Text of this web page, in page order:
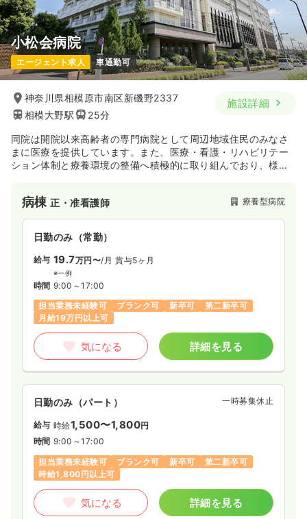
オペ室(手術室)正看護師 一般病院
日勤のみ（常勤）
給与 30.0万円〜/月 賞与2回
※経験3年の例
時間
8:30～16:45
月給30万円以上可
気になる 詳細を見る
内視鏡正看護師
560
※経験24年の例
時間 8:30～16:45（休憩60分）
日祝休み
オンコールあり
気になる 詳細を見る
日勤のみ（パート）
給与 時給1,870円〜
時間 8:30～16:45
日祝休み
オンコールあり 時給1,800円以上可
気になる 詳細を見る
小松会病院
エージェント求人 車通勤可
神奈川県相模原市南区新磯野2337
相模大野駅
25分
施設詳細
同院は開院以来高齢者の専門病院として周辺地域住民のみなさ
まに医療を提供しています。また、医療・看護・リハビリテー
ション体制と療養環境の整備へ積極的に取り組んでおり、様々
病棟正・准看護師 療養型病院
日勤のみ（常勤）
給与 19.7万円〜/月 賞与5ヶ月
※一例
時間 9:00～17:00
担当業務未経験可
ブランク可 新卒可
第二新卒可
月給19万円以上可
気になる 詳細を見る
日勤のみ（パート） 一時募集休止
給与 時給1,500〜1,800円
時間 9:00～17:00
担当業務未経験可
ブランク可 新卒可
第二新卒可
時給1,800円以上可
気になる 詳細を見る